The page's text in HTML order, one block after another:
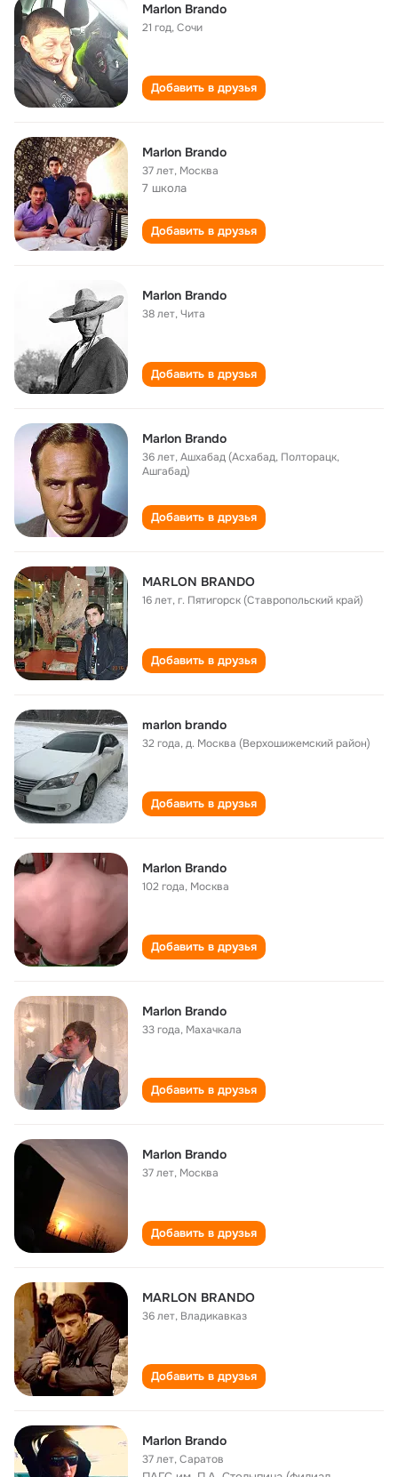
Marlon Brando
21 год,Сочи
Добавить в друзья
Marlon Brando
37 лет, Москва
7 школа
Добавить в друзья
Marlon Brando
38 лет,Чита
Добавить в друзья
Marlon Brando
36 лет,Ашхабад (Асхабад, Полторацк,
Ашгабад)
Добавить в друзья
MARLON BRANDO
16 лет,г. Пятигорск (Ставропольский край)
Добавить в друзья
marlon brando
32 года,д. Москва (Верхошижемский район)
Добавить в друзья
Marlon Brando
102 года, Москва
Добавить в друзья
Marlon Brando
33 года, Махачкала
Добавить в друзья
Marlon Brando
37 лет, Москва
Добавить в друзья
MARLON BRANDO
36 лет, Владикавказ
Добавить в друзья
Marlon Brando
37 лет,Саратов